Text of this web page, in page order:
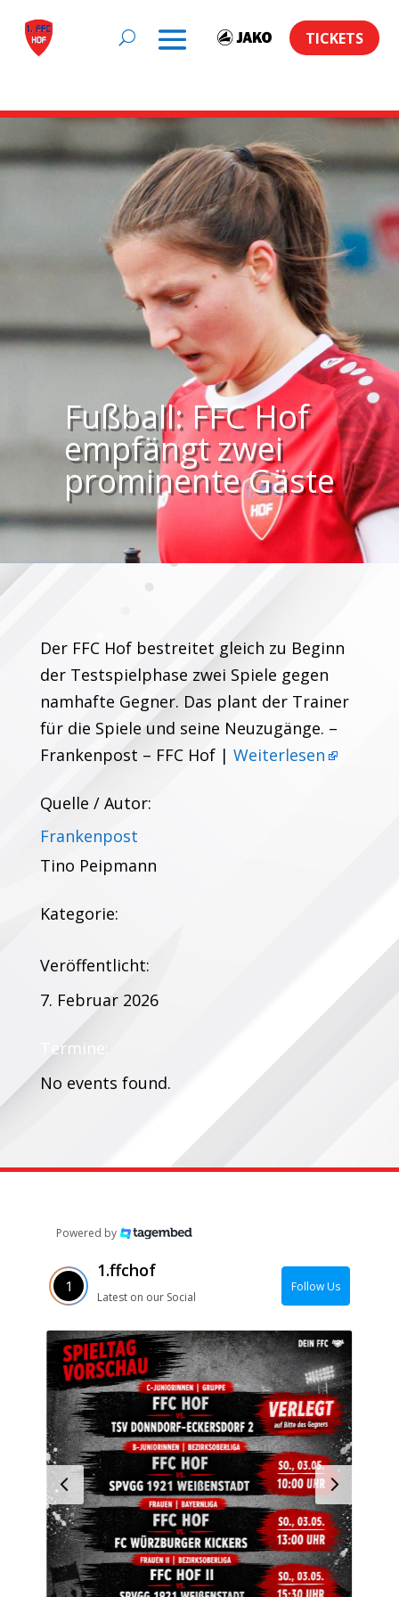
TICKETS
Fußball: FFC Hof
empfängt zwei
prominente Gäste
Der FFC Hof bestreitet gleich zu Beginn
der Testspielphase zwei Spiele gegen
namhafte Gegner. Das plant der Trainer
für die Spiele und seine Neuzugänge. –
Frankenpost – FFC Hof | Weiterlesen
Quelle / Autor:
Frankenpost
Tino Peipmann
Kategorie:
Veröffentlicht:
7. Februar 2026
Termine:
No events found.
Powered by
1.ffchof
Latest on our Social
Follow Us